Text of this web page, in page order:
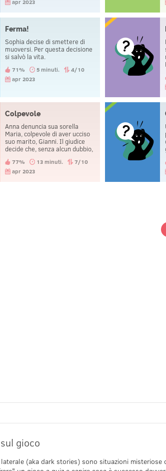
stanza, osserva la scena del
accensione del registratore.
Sente una voce che dice, "Non
voglio più vivere. Questa è la
fine", seguita da il rumore di
uno sparo. Nonostante sembri
proprio un suicidio, il poliziotto
sa con certezza che Giulia è
stata uccisa.
apr 2023
Ferma!
Sophia decise di smettere di
muoversi. Per questa decisione
si salvò la vita.
71% 5 minuti.
4/10
apr 2023
Colpevole
Anna denuncia sua sorella
Maria, colpevole di aver ucciso
suo marito, Gianni. Il giudice
decide che, senza alcun dubbio,
ciò, decide di non mettere
Maria in galera.
77% 13 minuti.
7/10
apr 2023
gioco
(aka dark stories) sono situazioni